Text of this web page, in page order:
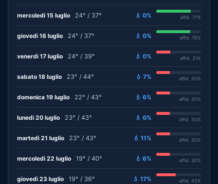
mercoledì 15 luglio 24° / 37° 💧 0% affid. 77%
giovedì 16 luglio 24° / 37° 💧 0% affid. 76%
venerdì 17 luglio 24° / 39° 💧 0% affid. 31%
sabato 18 luglio 23° / 44° 💧 7% affid. 30%
domenica 19 luglio 22° / 43° 💧 6% affid. 30%
lunedì 20 luglio 23° / 43° 💧 0% affid. 30%
martedì 21 luglio 23° / 43° 💧 11% affid. 30%
mercoledì 22 luglio 19° / 40° 💧 6% affid. 30%
giovedì 23 luglio 19° / 36° 💧 17% affid. 43%